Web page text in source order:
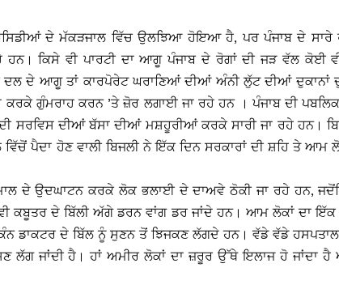
ਦੇ ਮੱਕੜਜਾਲ ਵਿੱਚ ਉਲਝਿਆ ਹੋਇਆ ਹੈ, ਪਰ ਪੰਜਾਬ ਦੇ ਸਾਰੇ
ਹਨ। ਕਿਸੇ ਵੀ ਪਾਰਟੀ ਦਾ ਆਗੂ ਪੰਜਾਬ ਦੇ ਰੋਗਾਂ ਦੀ ਜੜ ਵੱਲ ਕੋਈ
ਦਲ ਦੇ ਆਗੂ ਤਾਂ ਕਾਰਪੋਰੇਟ ਘਰਾਣਿਆਂ ਦੀਆਂ ਅੰਨੀ ਲੁੱਟ ਦੀਆਂ ਦੁਕਾਨਾਂ
ਗੁੰਮਰਾਹ ਕਰਨ ’ਤੇ ਜ਼ੋਰ ਲਗਾਈ ਜਾ ਰਹੇ ਹਨ । ਪੰਜਾਬ ਦੀ
ਸਰਵਿਸ ਦੀਆਂ ਬੱਸਾ ਦੀਆਂ ਮਸ਼ਹੂਰੀਆਂ ਕਰਕੇ ਸਾਰੀ ਜਾ ਰਹੇ ਹਨ।
ਪੈਦਾ ਹੋਣ ਵਾਲੀ ਬਿਜਲੀ ਨੇ ਇੱਕ ਦਿਨ ਸਰਕਾਰਾਂ ਦੀ ਸ਼ਹਿ ਤੇ ਆਮ
ਦੇ ਉਦਘਾਟਨ ਕਰਕੇ ਲੋਕ ਭਲਾਈ ਦੇ ਦਾਅਵੇ ਠੋਕੀ ਜਾ ਰਹੇ ਹਨ,
ਕਬੂਤਰ ਦੇ ਬਿੱਲੀ ਅੱਗੇ ਡਰਨ ਵਾਂਗ ਡਰ ਜਾਂਦੇ ਹਨ। ਆਮ ਲੋਕਾਂ ਦਾ
ਡਾਕਟਰ ਦੇ ਬਿੱਲ ਨੂੰ ਸੁਣਨ ਤੋਂ ਝਿਜਕਣ ਲੱਗਦੇ ਹਨ। ਵੱਡੇ ਵੱਡੇ
ਲੱਗ ਜਾਂਦੀ ਹੈ। ਹਾਂ ਅਮੀਰ ਲੋਕਾਂ ਦਾ ਜ਼ਰੂਰ ਉੱਥੇ ਇਲਾਜ ਹੋ ਜਾਂਦਾ